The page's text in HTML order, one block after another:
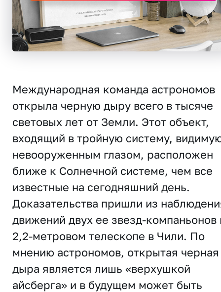
Международная команда астрономов
открыла черную дыру всего в тысяче
световых лет от Земли. Этот объект,
входящий в тройную систему,
невооруженным глазом, расположен
ближе к Солнечной системе, чем все
известные на сегодняшний день.
Доказательства пришли из
движений двух ее звезд-компаньонов
2,2-метровом телескопе в Чили. По
мнению астрономов, открытая черная
дыра является лишь «верхушкой
айсберга» и в будущем может быть